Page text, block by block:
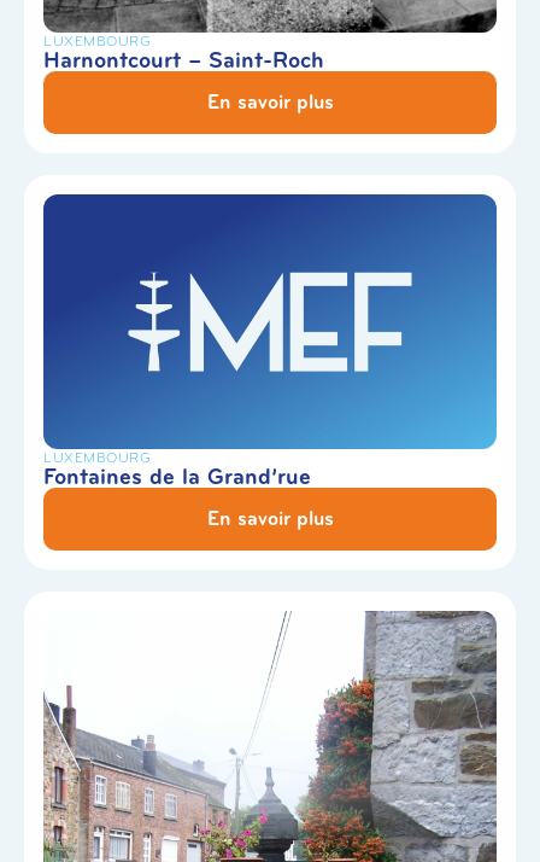
LUXEMBOURG
Harnontcourt – Saint-Roch
En savoir plus
LUXEMBOURG
Fontaines de la Grand’rue
En savoir plus